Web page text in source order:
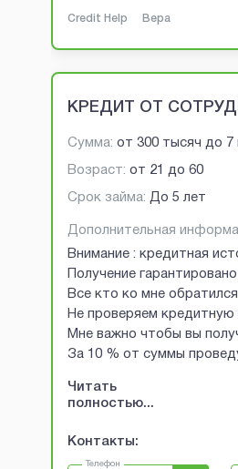
Credit Help Вера
КРЕДИТ ОТ
Сумма: от 300 тысяч до 7
Возраст: от 21 до 60
Срок займа: До 5 лет
Дополнительная
Внимание : кредитная
Получение
Все кто ко мне
Не проверяем
Мне важно чтобы вы
За 10 % от суммы
Читать
полностью...
Контакты:
Телефон